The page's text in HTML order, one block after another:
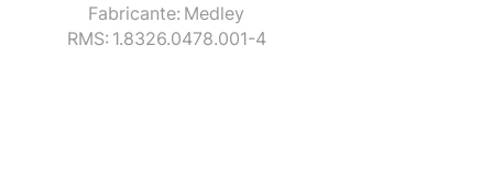
Fabricante: Medley
RMS: 1.8326.0478.001-4